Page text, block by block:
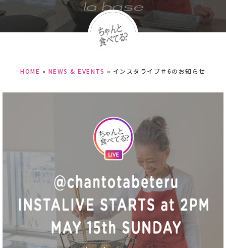
HOME » NEWS & EVENTS » インスタライブ＃6のお知らせ